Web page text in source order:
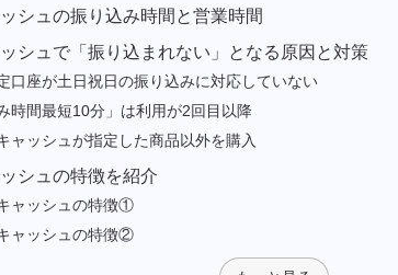
シュの振り込み時間と営業時間
シュで「振り込まれない」となる原因と対策
口座が土日祝日の振り込みに対応していない
時間最短10分」は利用が2回目以降
ャッシュが指定した商品以外を購入
シュの特徴を紹介
ャッシュの特徴①
ャッシュの特徴②